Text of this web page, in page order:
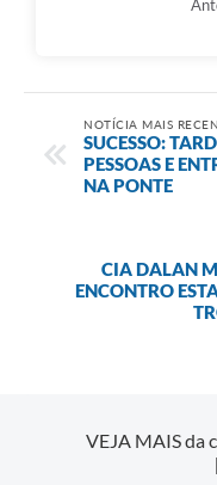
NOTÍCIA MAIS
SUCESSO:
PESSOAS E
NA PONTE
CIA DALAN
ENCONTRO
VEJA MAIS da